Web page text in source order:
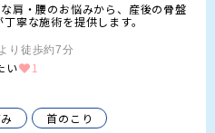
肩・腰のお悩みから、産後の骨盤
寧な施術を提供します。
り徒歩約7分
い 1
首のこり